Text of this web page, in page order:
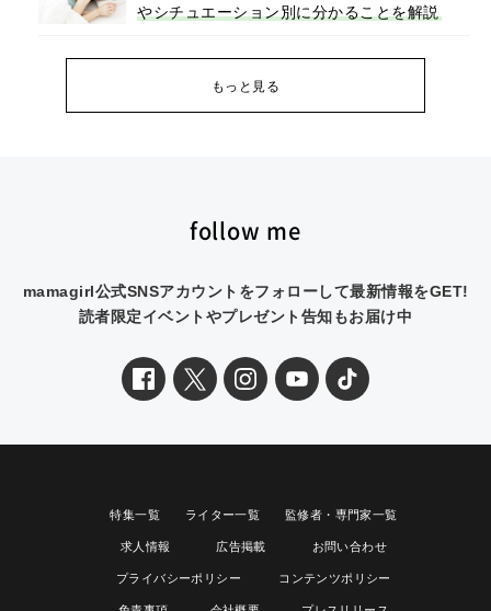
やシチュエーション別に分かることを解説
もっと見る
follow me
mamagirl公式SNSアカウントをフォローして最新情報をGET!
読者限定イベントやプレゼント告知もお届け中
特集一覧 ライター一覧 監修者・専門家一覧
求人情報 広告掲載 お問い合わせ
プライバシーポリシー コンテンツポリシー